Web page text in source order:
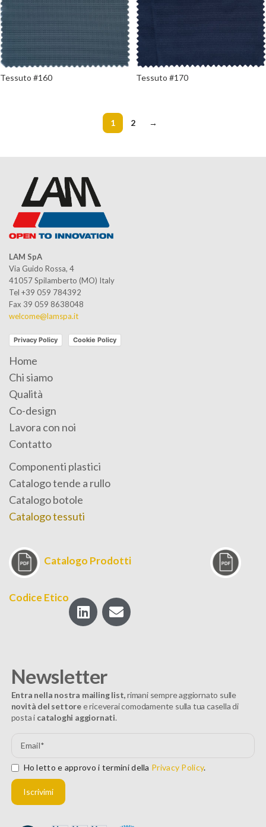
Tessuto #160 Tessuto #170
1 2 →
LAM SpA
Via Guido Rossa, 4
41057 Spilamberto (MO) Italy
Tel +39 059 784392
Fax 39 059 8638048
welcome@lamspa.it
Privacy Policy Cookie Policy
Home
Chi siamo
Qualità
Co-design
Lavora con noi
Contatto
Componenti plastici
Catalogo tende a rullo
Catalogo botole
Catalogo tessuti
Catalogo Prodotti
Codice Etico
Newsletter
Entra nella nostra mailing list,rimani sempre aggiornato sulle
novità del settoree riceverai comodamente sulla tua casella di
posta i cataloghi aggiornati.
Ho letto e approvo i termini della Privacy Policy.
Iscrivimi